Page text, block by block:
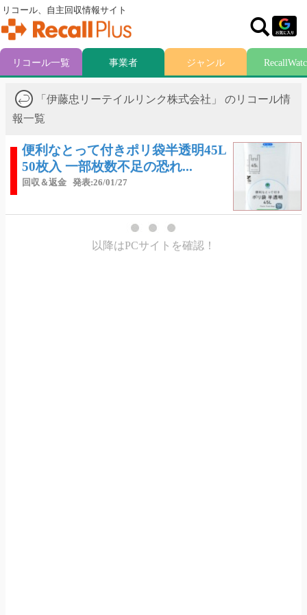
「伊藤忠リーテイルリンク株式会社」 のリコール情
報一覧
便利なとって付きポリ袋半透明45L
50枚入 一部枚数不足の恐れ...
回収＆返金 発表:26/01/27
以降はPCサイトを確認！
リコール、自主回収情報サイト
リコール一覧 事業者 ジャンル